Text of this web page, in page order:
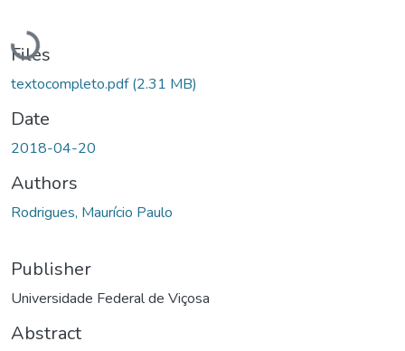
Loading...
Files
textocompleto.pdf(2.31 MB)
Date
2018-04-20
Authors
Rodrigues, Maurício Paulo
Publisher
Universidade Federal de Viçosa
Abstract